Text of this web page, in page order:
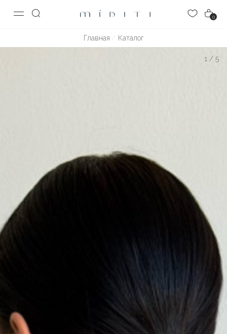
0
Главная Каталог
1 / 5